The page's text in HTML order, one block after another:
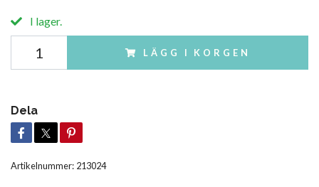
I lager.
LÄGG I KORGEN
Dela
Artikelnummer: 213024